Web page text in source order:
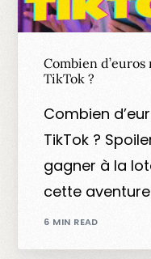
Combien
TikTok ?
Combien
TikTok ?
gagner à la
cette
6 MIN READ